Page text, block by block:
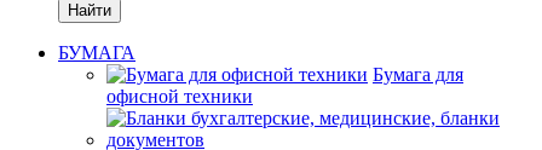
Найти
БУМАГА
Бумага для
офисной техники